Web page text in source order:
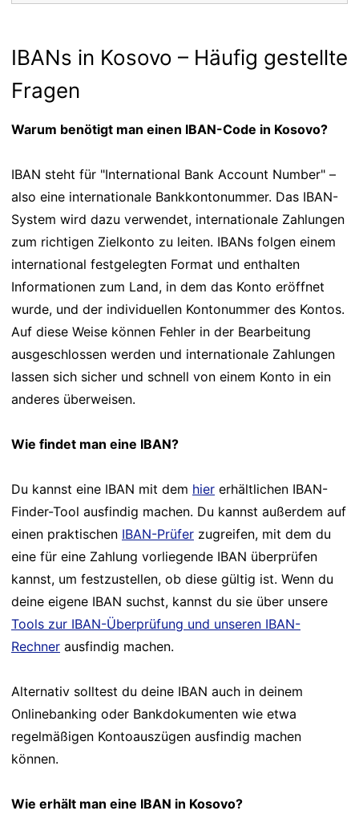
IBANs in Kosovo – Häufig gestellte
Fragen
Warum benötigt man einen IBAN-Code in Kosovo?
IBAN steht für "International Bank Account Number" –
also eine internationale Bankkontonummer. Das IBAN-
System wird dazu verwendet, internationale Zahlungen
zum richtigen Zielkonto zu leiten. IBANs folgen einem
international festgelegten Format und enthalten
Informationen zum Land, in dem das Konto eröffnet
wurde, und der individuellen Kontonummer des Kontos.
Auf diese Weise können Fehler in der Bearbeitung
ausgeschlossen werden und internationale Zahlungen
lassen sich sicher und schnell von einem Konto in ein
anderes überweisen.
Wie findet man eine IBAN?
Du kannst eine IBAN mit dem hier erhältlichen IBAN-
Finder-Tool ausfindig machen. Du kannst außerdem auf
einen praktischen IBAN-Prüfer zugreifen, mit dem du
eine für eine Zahlung vorliegende IBAN überprüfen
kannst, um festzustellen, ob diese gültig ist. Wenn du
deine eigene IBAN suchst, kannst du sie über unsere
Tools zur IBAN-Überprüfung und unseren IBAN-
Rechner ausfindig machen.
Alternativ solltest du deine IBAN auch in deinem
Onlinebanking oder Bankdokumenten wie etwa
regelmäßigen Kontoauszügen ausfindig machen
können.
Wie erhält man eine IBAN in Kosovo?